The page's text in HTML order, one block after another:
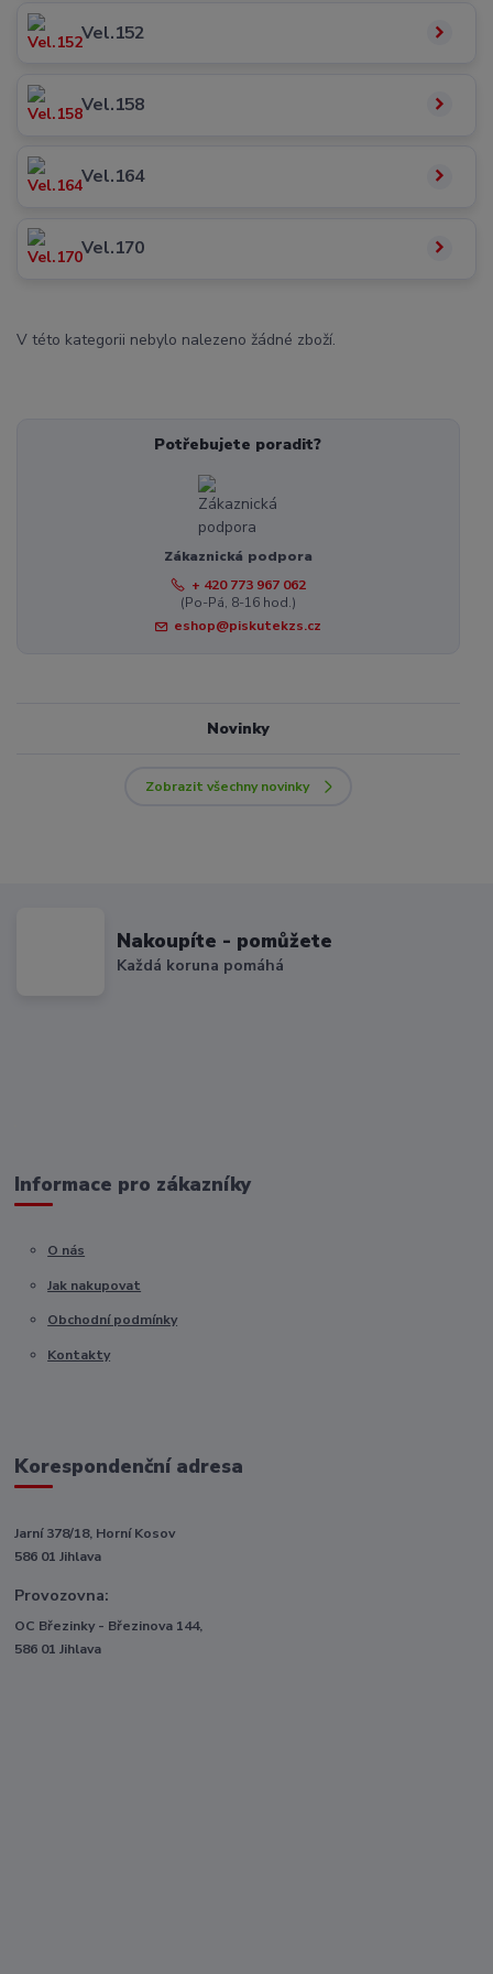
Vel.152
Vel.158
Vel.164
Vel.170
V této kategorii nebylo nalezeno žádné zboží.
Potřebujete poradit?
Zákaznická podpora
+ 420 773 967 062
(Po-Pá, 8-16 hod.)
eshop@piskutekzs.cz
Novinky
Zobrazit všechny novinky
Nakoupíte - pomůžete
Každá koruna pomáhá
Informace pro zákazníky
O nás
Jak nakupovat
Obchodní podmínky
Kontakty
Korespondenční adresa
Jarní 378/18, Horní Kosov
586 01 Jihlava
Provozovna:
OC Březinky - Březinova 144,
586 01 Jihlava